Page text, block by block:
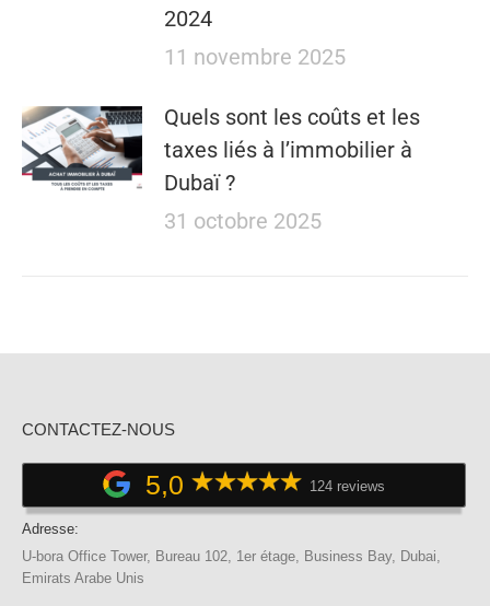
2024
11 novembre 2025
Quels sont les coûts et les
taxes liés à l’immobilier à
Dubaï ?
31 octobre 2025
CONTACTEZ-NOUS
5,0 124 reviews
Adresse:
U-bora Office Tower, Bureau 102, 1er étage, Business Bay, Dubai,
Emirats Arabe Unis